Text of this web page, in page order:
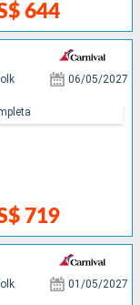
644
06/05/2027
719
01/05/2027